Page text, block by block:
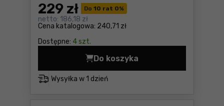
Do 10 rat 0%
Cena katalogowa: 240,71 zł
229 zł
netto: 186,18 zł
Dostępne: 4 szt.
Wysyłka w 1 dzień
Do koszyka
Osłona z odsysaniem